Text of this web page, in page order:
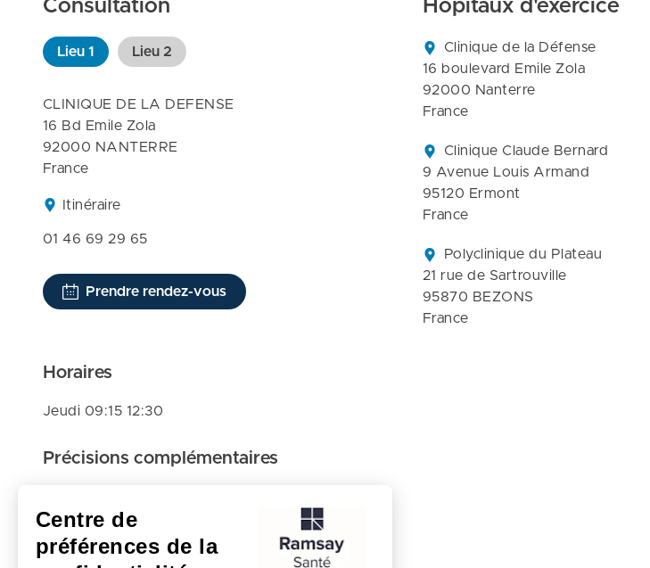
Consultation
Lieu 1 Lieu 2
CLINIQUE DE LA DEFENSE
16 Bd Emile Zola
92000 NANTERRE
France
Itinéraire
01 46 69 29 65
Prendre rendez-vous
Horaires
Jeudi 09:15 12:30
Précisions complémentaires
CLINIQUE
Hôpitaux d'exercice
Clinique de la Défense
16 boulevard Emile Zola
92000 Nanterre
France
Clinique Claude Bernard
9 Avenue Louis Armand
95120 Ermont
France
Polyclinique du Plateau
21 rue de Sartrouville
95870 BEZONS
France
Centre de
préférences de la